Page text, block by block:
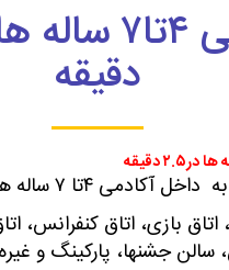
دقیقه
آکادمی ۴تا ۷ ساله ها
بازی، اتاق کنفرانس،
سالن جشنها، پارکینگ و غیره